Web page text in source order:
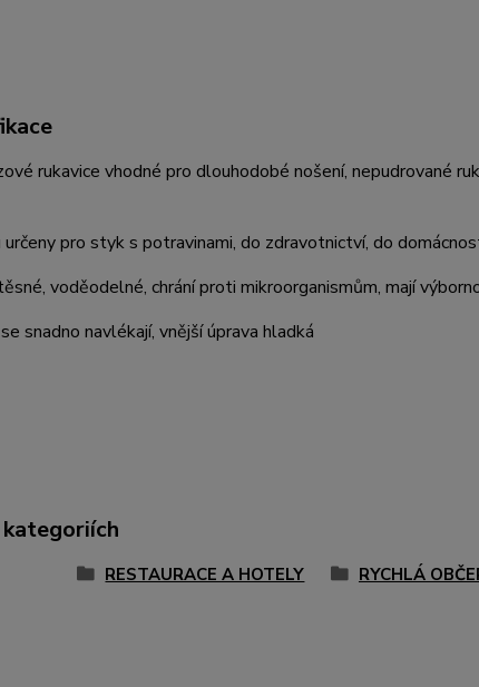
rukavice vhodné pro dlouhodobé nošení, nepudrované
pro styk s potravinami, do zdravotnictví, do
voděodelné, chrání proti mikroorganismům, mají
snadno navlékají, vnější úprava hladká
RESTAURACE A HOTELY RYCHLÁ